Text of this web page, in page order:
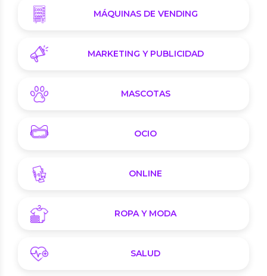
MÁQUINAS DE VENDING
MARKETING Y PUBLICIDAD
MASCOTAS
OCIO
ONLINE
ROPA Y MODA
SALUD